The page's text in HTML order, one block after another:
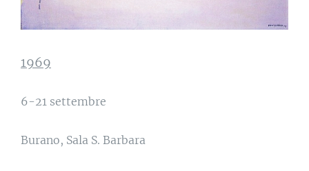
1969
6-21 settembre
Burano, Sala S. Barbara